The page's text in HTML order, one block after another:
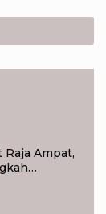
Ampat,